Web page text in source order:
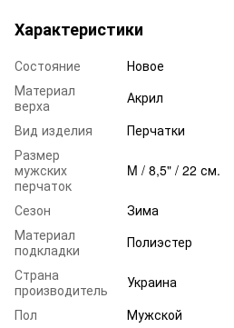
Характеристики
Состояние
Новое
Материал
верха
Акрил
Вид изделия
Перчатки
Размер
мужских
перчаток
M / 8,5" / 22 см.
Сезон
Зима
Материал
подкладки
Полиэстер
Страна
производитель
Украина
Пол
Мужской